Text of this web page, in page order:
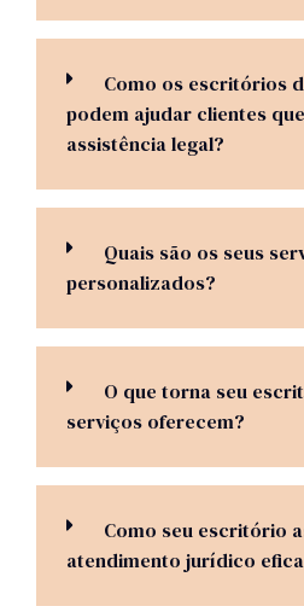
Como os escritórios
podem ajudar clientes
assistência legal?
Quais são os seus
personalizados?
O que torna seu
serviços oferecem?
Como seu escritório
atendimento jurídico